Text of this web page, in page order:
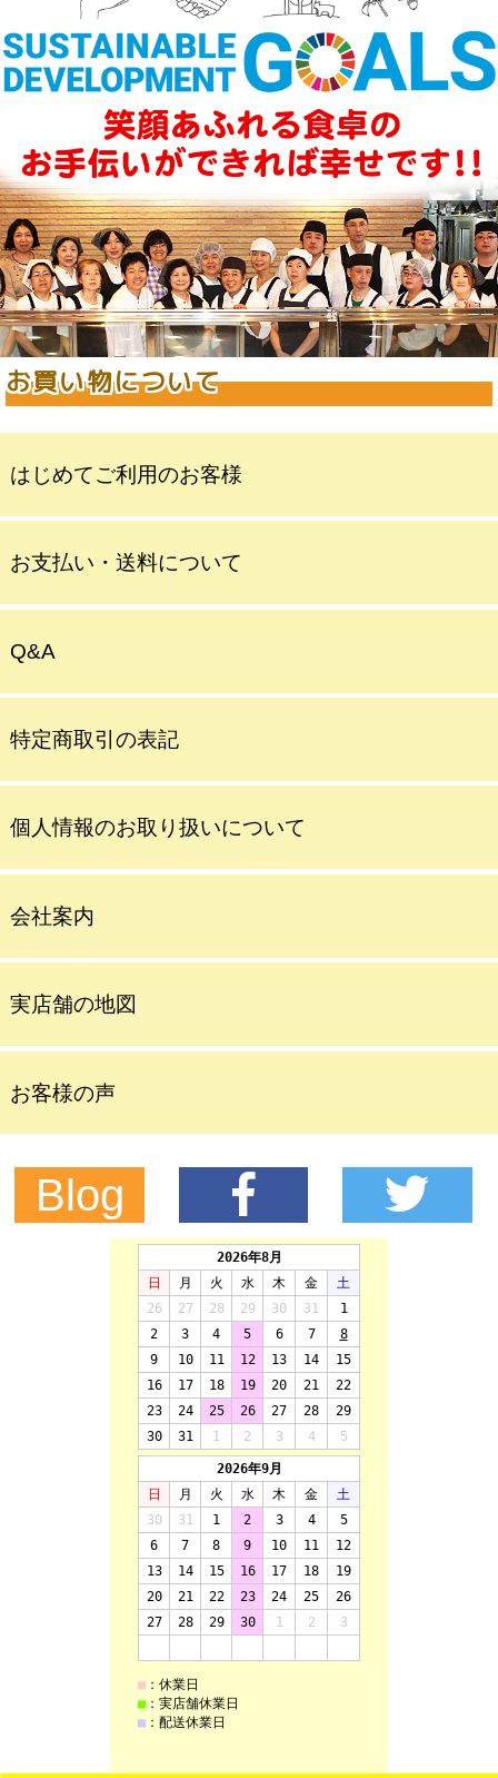
お買い物について
はじめてご利用のお客様
お支払い・送料について
Q&A
特定商取引の表記
個人情報のお取り扱いについて
会社案内
実店舗の地図
お客様の声
Blog